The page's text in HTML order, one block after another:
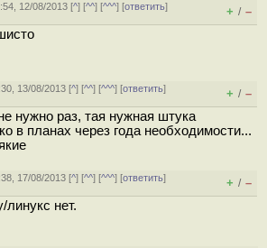
12/08/2013 [^] [^^] [^^^] [ответить]
+ / –
13/08/2013 [^] [^^] [^^^] [ответить]
+ / –
нужно раз, тая нужная штука
в планах через года необходимости...
17/08/2013 [^] [^^] [^^^] [ответить]
+ / –
линукс нет.